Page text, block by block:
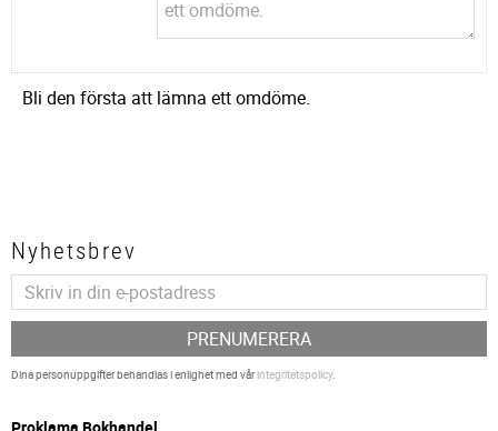
Bli den första att lämna ett omdöme.
Nyhetsbrev
PRENUMERERA
Dina personuppgifter behandlas i enlighet med vårintegritetspolicy.